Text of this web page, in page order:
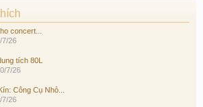
concert...
7/26
tích 80L
7/26
Công Cụ Nhỏ...
7/26